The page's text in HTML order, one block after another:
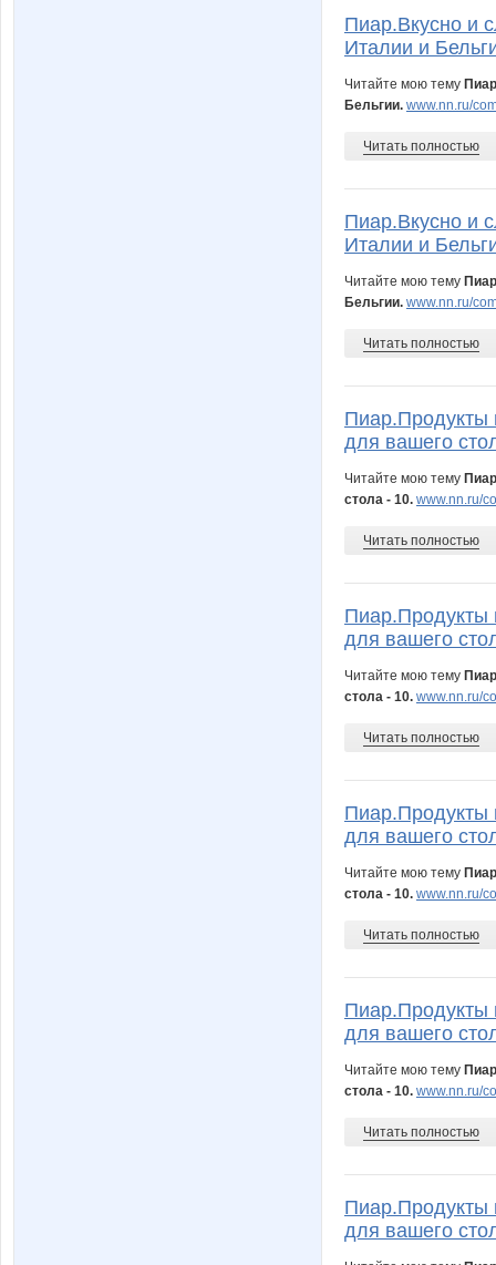
Пиар.Вкусно и
Италии и
Читайте мою тему
Бельгии. www.nn.ru/
Читать полностью
Пиар.Вкусно и
Италии и
Читайте мою тему
Бельгии. www.nn.ru/
Читать полностью
Пиар.Продукты
для вашего
Читайте мою тему
стола - 10. www.nn.ru/
Читать полностью
Пиар.Продукты
для вашего
Читайте мою тему
стола - 10. www.nn.ru/
Читать полностью
Пиар.Продукты
для вашего
Читайте мою тему
стола - 10. www.nn.ru/
Читать полностью
Пиар.Продукты
для вашего
Читайте мою тему
стола - 10. www.nn.ru/
Читать полностью
Пиар.Продукты
для вашего